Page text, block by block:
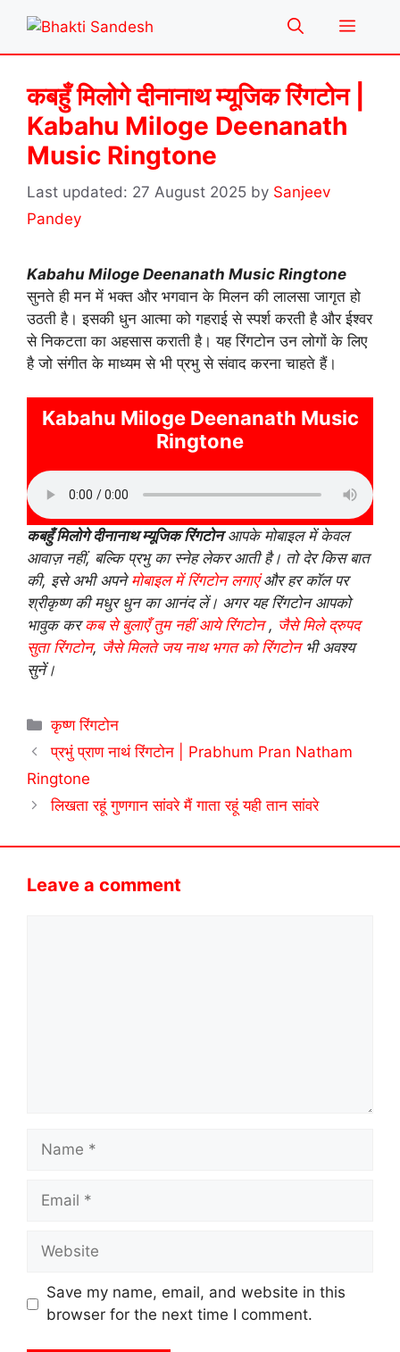
content
Menu
कबहुँ मिलोगे दीनानाथ म्यूजिक रिंगटोन |
Kabahu Miloge Deenanath
Music Ringtone
27 August 2025 by Sanjeev
Pandey
Kabahu Miloge Deenanath Music Ringtone
सुनते ही मन में भक्त और भगवान के मिलन की लालसा जागृत हो
उठती है। इसकी धुन आत्मा को गहराई से स्पर्श करती है और ईश्वर
से निकटता का अहसास कराती है। यह रिंगटोन उन लोगों के लिए
है जो संगीत के माध्यम से भी प्रभु से संवाद करना चाहते हैं।
Kabahu Miloge Deenanath Music
Ringtone
कबहुँ मिलोगे दीनानाथ म्यूजिक रिंगटोनआपके मोबाइल में केवल
आवाज़ नहीं, बल्कि प्रभु का स्नेह लेकर आती है। तो देर किस बात
की, इसे अभी अपनेमोबाइल में रिंगटोन लगाएंऔर हर कॉल पर
श्रीकृष्ण की मधुर धुन का आनंद लें। अगर यह रिंगटोन आपको
भावुक करकब से बुलाएँ तुम नहीं आये रिंगटोन, जैसे मिले द्रुपद
सुता रिंगटोन, जैसे मिलते जय नाथ भगत को रिंगटोन भी अवश्य
सुनें।
Categories
कृष्ण रिंगटोन
प्रभुं प्राण नाथं रिंगटोन | Prabhum Pran Natham
Ringtone
लिखता रहूं गुणगान सांवरे मैं गाता रहूं यही तान सांवरे
Leave a comment
Name
Email
Website
Save my name, email, and website in this
browser for the next time I comment.